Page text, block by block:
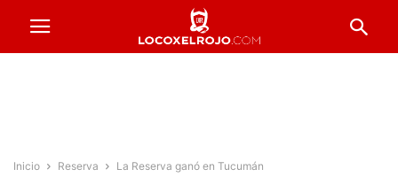
Inicio Reserva La Reserva ganó en Tucumán